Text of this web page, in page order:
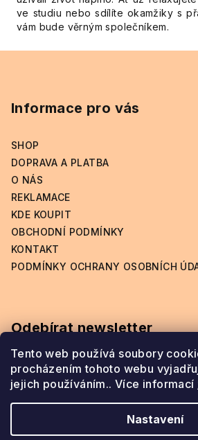
Tento web používá soubory
procházením tohoto webu
jejich používáním.. Více informací
Nastavení
ve studiu nebo sdílíte okamžiky s
vám bude věrným společníkem.
Informace pro vás
SHOP
DOPRAVA A PLATBA
O NÁS
REKLAMACE
KDE KOUPIT
OBCHODNÍ PODMÍNKY
KONTAKT
PODMÍNKY OCHRANY OSOBNÍCH
Odebírat newsletter